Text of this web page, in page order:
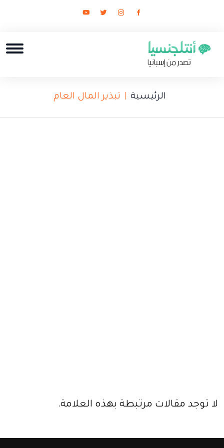
الرئيسية تبذير المال العام
لا توجد مقالات مرتبطة بهذه العلامة.